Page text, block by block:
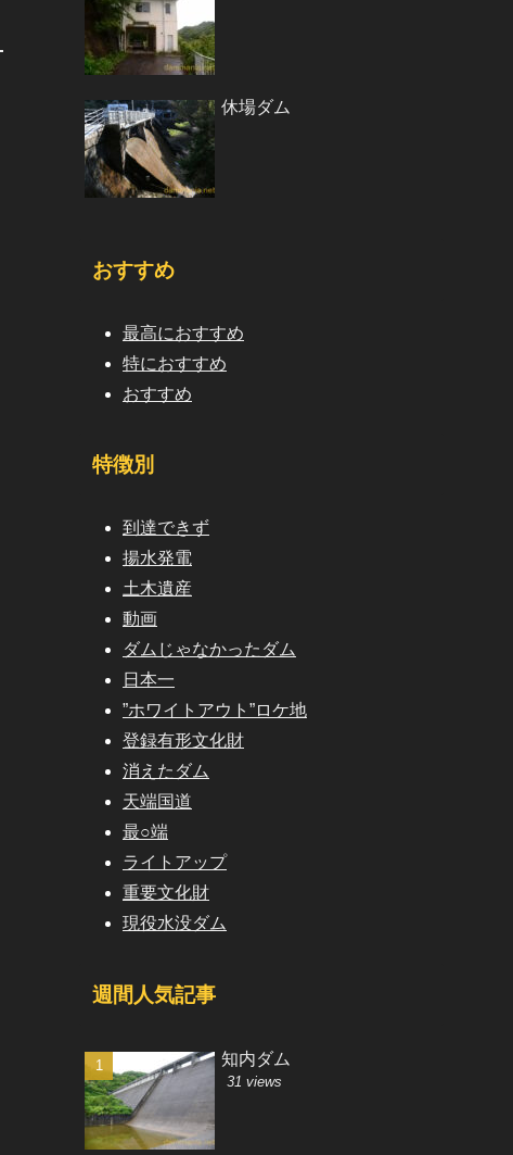
休場ダム
おすすめ
最高におすすめ
特におすすめ
おすすめ
特徴別
到達できず
揚水発電
土木遺産
動画
ダムじゃなかったダム
日本一
”ホワイトアウト”ロケ地
登録有形文化財
消えたダム
天端国道
最○端
ライトアップ
重要文化財
現役水没ダム
週間人気記事
知内ダム
31 views